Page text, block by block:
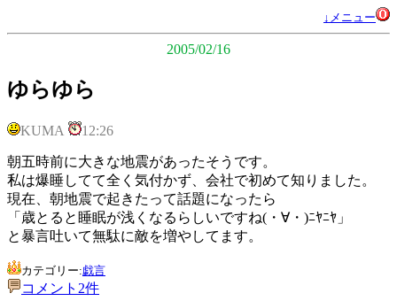
↓メニュー
2005/02/16
ゆらゆら
KUMA 12:26
朝五時前に大きな地震があったそうです。
私は爆睡してて全く気付かず、会社で初めて知りました。
現在、朝地震で起きたって話題になったら
「歳とると睡眠が浅くなるらしいですね(・∀・)ﾆﾔﾆﾔ」
と暴言吐いて無駄に敵を増やしてます。
カテゴリー:戯言
コメント2件